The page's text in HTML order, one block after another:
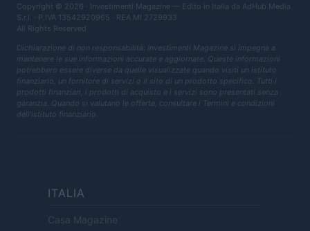
Copyright © 2026 · Investimenti Magazine — Edito in Italia da AdHub Media
S.r.l. · P.IVA 13542920965 · REA MI 2729933
All Rights Reserved
Dichiarazione di non responsabilità: Investimenti Magazine si impegna a
mantenere le sue informazioni accurate e aggiornate. Queste informazioni
potrebbero essere diverse da quelle visualizzate quando visiti un istituto
finanziario, un fornitore di servizi o il sito di un prodotto specifico. Tutti i
prodotti finanziari, i prodotti di acquisto e i servizi sono presentati senza
garanzia. Quando si valutano le offerte, consultare i Termini e condizioni
dell'istituto finanziario.
ITALIA
Casa Magazine